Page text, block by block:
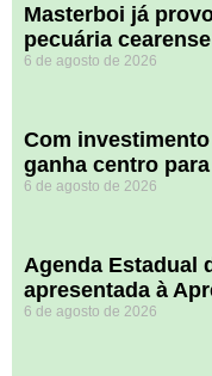
Masterboi já
pecuária cearense
6 de agosto de 2026
Com
ganha centro
6 de agosto de 2026
Agenda Estadual
apresentada à
6 de agosto de 2026